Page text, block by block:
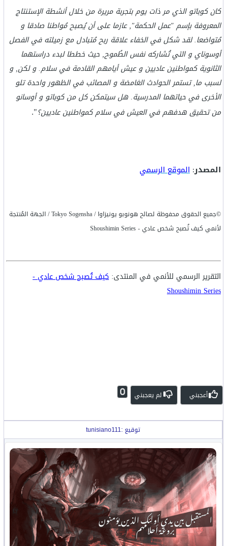
كان كوباتو الذي مر ذات يوم بتجربة مريرة من خلال أنشطة الإستنتاج
المعروفة بإسم "عمل الحكمة", عازما على أن يُصبح مُواطنا صادقا و
مُتواضعا. لقد شكل في الخفاء علاقة ربح مُتبادل مع زميلته في الفصل
أوسوناي و التي تُشاركه نفس الطُموح, حيث خططا لبدء دراستهما
الثانوية كمواطنين عاديين و عيش أيامهم القادمة في سلام. و لكن, و
لسبب ما, تستمر الحوادث الغامضة و المصائب في الظهور واحدة تلو
الأخرى في حياتهما المدرسية. هل سيتمكن كل من كوباتو و أوسانو
من تحقيق هدفهم في العيش في سلام كمواطنين عاديين؟".
المصدر: الموقع الرسمي
©جميع الحقوق محفوظة لصالح هونوبو يونيزاوا / Tokyo Sogensha / الجهة المُنتجة
لأنمي كيف تُصبح شخص عادي - Shoushimin Series
التقرير الرسمي للأنمي في المنتدى: كيف تُصبح شخص عادي -
Shoushimin Series
أعجبني لم يعجبني 0
توقيع :tunisiano111